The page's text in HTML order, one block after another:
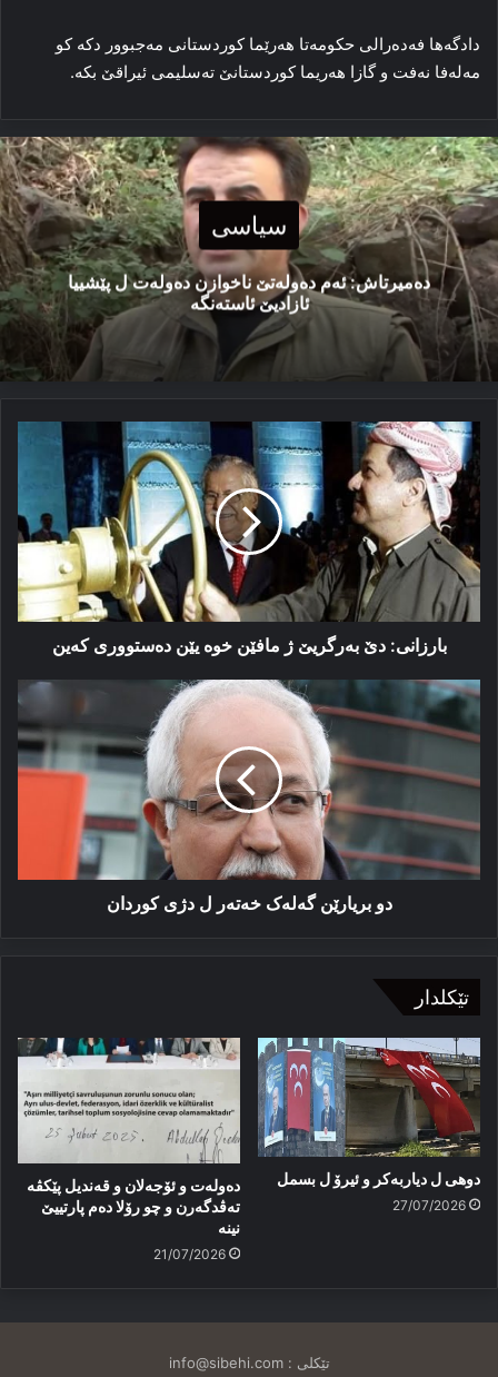
دادگەها فەدەرالی حکومەتا هەرێما کوردستانی مەجبوور دکە کو
مەلەفا نەفت و گازا هەریما کوردستانێ تەسلیمی ئیراقێ بکە.
سیاسی
دەمیرتاش: ئەم دەولەتێ ناخوازن دەولەت ل پێشییا
ئازادیێ ئاستەنگە
بارزانی:
دێ
بەرگریێ
ژ
مافێن
خوە
یێن
دەستووری
کەین
بارزانی: دێ بەرگریێ ژ مافێن خوە یێن دەستووری کەین
دو
بریارێن
گەلەک
ل
کوردان
دو بریارێن گەلەک خەتەر ل دژی کوردان
تێکلدار
دوهی ل دیاربەکر و ئیرۆ ل بسمل
27/07/2026
دەولەت و ئۆجەلان و قەندیل پێکڤە
تەڤدگەرن و چو رۆلا دەم پارتییێ
نینە
21/07/2026
تێکلی :info@sibehi.com